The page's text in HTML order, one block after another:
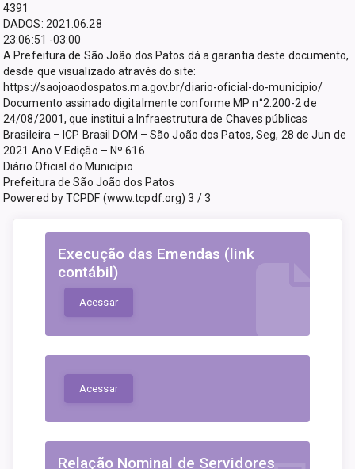
4391
DADOS: 2021.06.28
23:06:51 -03:00
A Prefeitura de São João dos Patos dá a garantia deste documento,
desde que visualizado através do site:
https://saojoaodospatos.ma.gov.br/diario-oficial-do-municipio/
Documento assinado digitalmente conforme MP n°2.200-2 de
24/08/2001, que institui a Infraestrutura de Chaves públicas
Brasileira – ICP Brasil DOM – São João dos Patos, Seg, 28 de Jun de
2021 Ano V Edição – Nº 616
Diário Oficial do Município
Prefeitura de São João dos Patos
Powered by TCPDF (www.tcpdf.org) 3 / 3
Execução das Emendas (link
contábil)
Acessar
Acessar
Relação Nominal de Servidores